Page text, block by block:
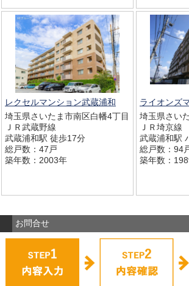
レクセルマンション武蔵浦和
埼玉県さいたま市南区白幡4丁目
ＪＲ武蔵野線
武蔵浦和駅 徒歩17分
総戸数：47戸
築年数：2003年
ライオンズ
埼玉県さい
ＪＲ埼京線
武蔵浦和駅
総戸数：94
築年数：
お問合せ